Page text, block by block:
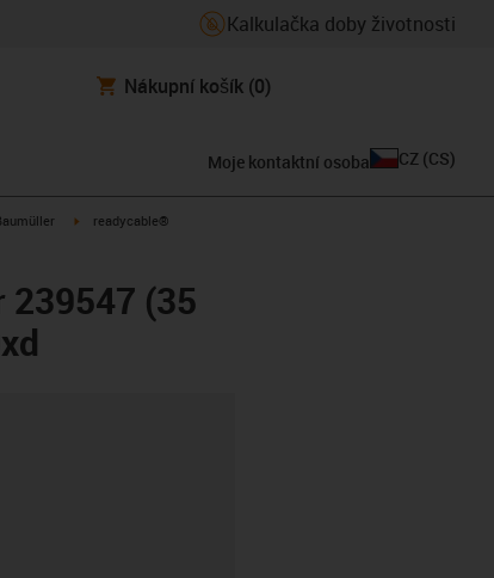
Kalkulačka doby životnosti
Nákupní košík (0)
Moje kontaktní osoba CZ (CS)
right igus-icon-arrow-right
readycable®
(35